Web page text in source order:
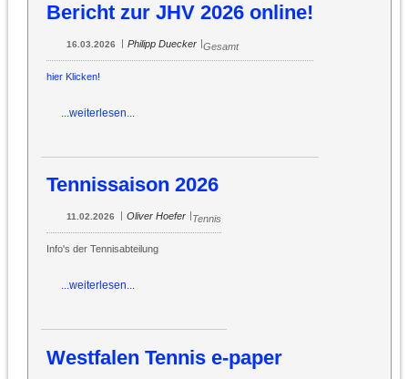
Bericht zur JHV 2026 online!
16.03.2026 | Philipp Duecker |Gesamt
hier Klicken!
...weiterlesen...
Tennissaison 2026
11.02.2026 Oliver Hoefer Tennis
Info's der Tennisabteilung
...weiterlesen...
Westfalen Tennis e-paper